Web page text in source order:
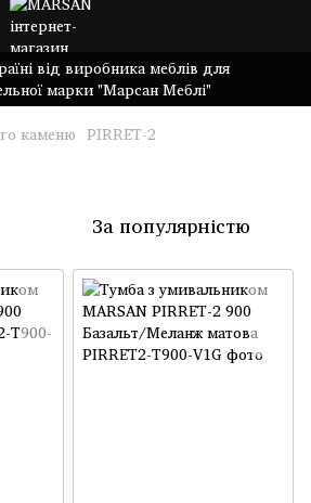
від виробника меблів для
марки "Марсан Меблі"
каменю PIRRET-2
За популярністю